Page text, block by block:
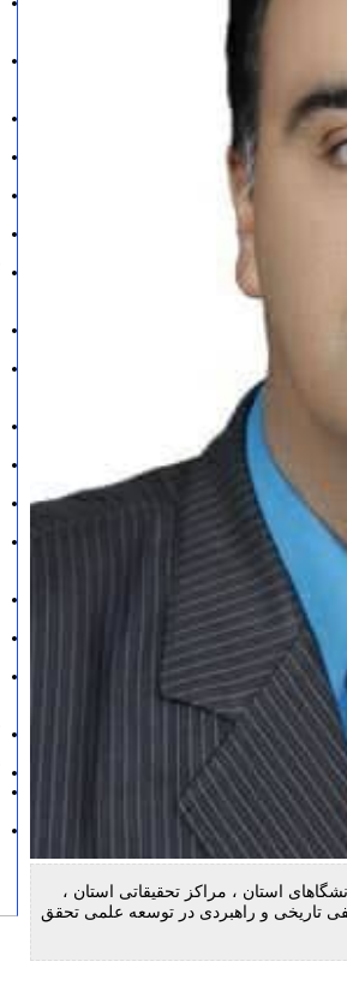
استان ، مراکز تحقیقاتی استان ،
تاریخی و راهبردی در توسعه علمی تحقق